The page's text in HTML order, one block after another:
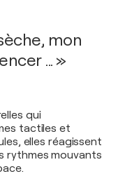
mon
... »
qui
tactiles et
elles réagissent
rythmes mouvants